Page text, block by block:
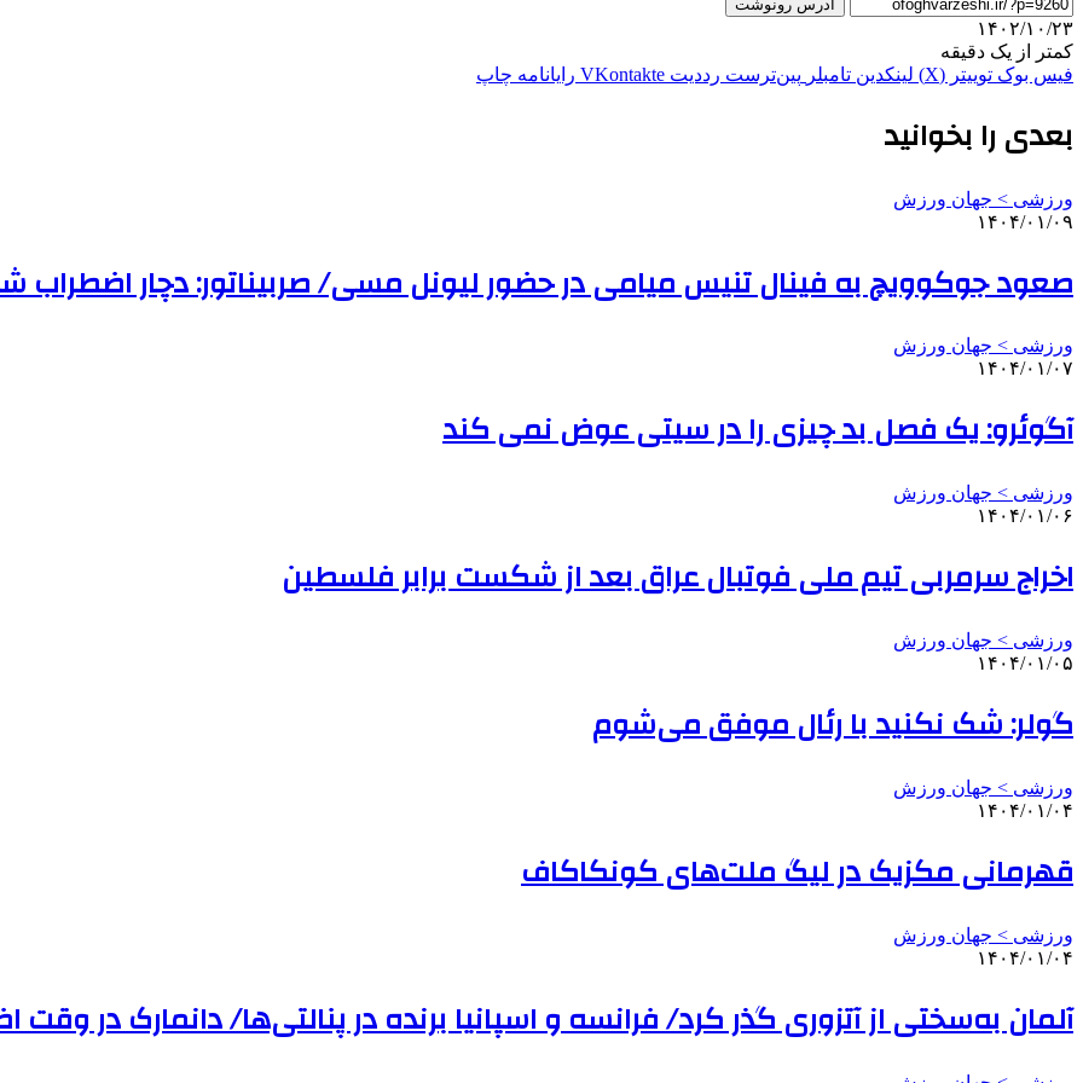
آدرس رونوشت
۱۴۰۲/۱۰/۲۳
کمتر از یک دقیقه
فیس بوک توییتر (X) لینکدین ‫تامبلر ‫پین‌ترست ‫رددیت ‫VKontakte رایانامه چاپ
بعدی را بخوانید
ورزشی > جهان ورزش
۱۴۰۴/۰۱/۰۹
صعود جوکوویچ به فینال تنیس میامی در حضور لیونل مسی/ صربیناتور: دچار اضطراب
ورزشی > جهان ورزش
۱۴۰۴/۰۱/۰۷
آگوئرو: یک فصل بد چیزی را در سیتی عوض نمی کند
ورزشی > جهان ورزش
۱۴۰۴/۰۱/۰۶
اخراج سرمربی تیم ملی فوتبال عراق بعد از شکست برابر فلسطین
ورزشی > جهان ورزش
۱۴۰۴/۰۱/۰۵
گولر: شک نکنید با رئال موفق می‌شوم
ورزشی > جهان ورزش
۱۴۰۴/۰۱/۰۴
قهرمانی مکزیک در لیگ ملت‌های کونکاکاف
ورزشی > جهان ورزش
۱۴۰۴/۰۱/۰۴
آلمان به‌سختی از آتزوری گذر کرد/ فرانسه و اسپانیا برنده در پنالتی‌ها/ دانمارک در وقت‌